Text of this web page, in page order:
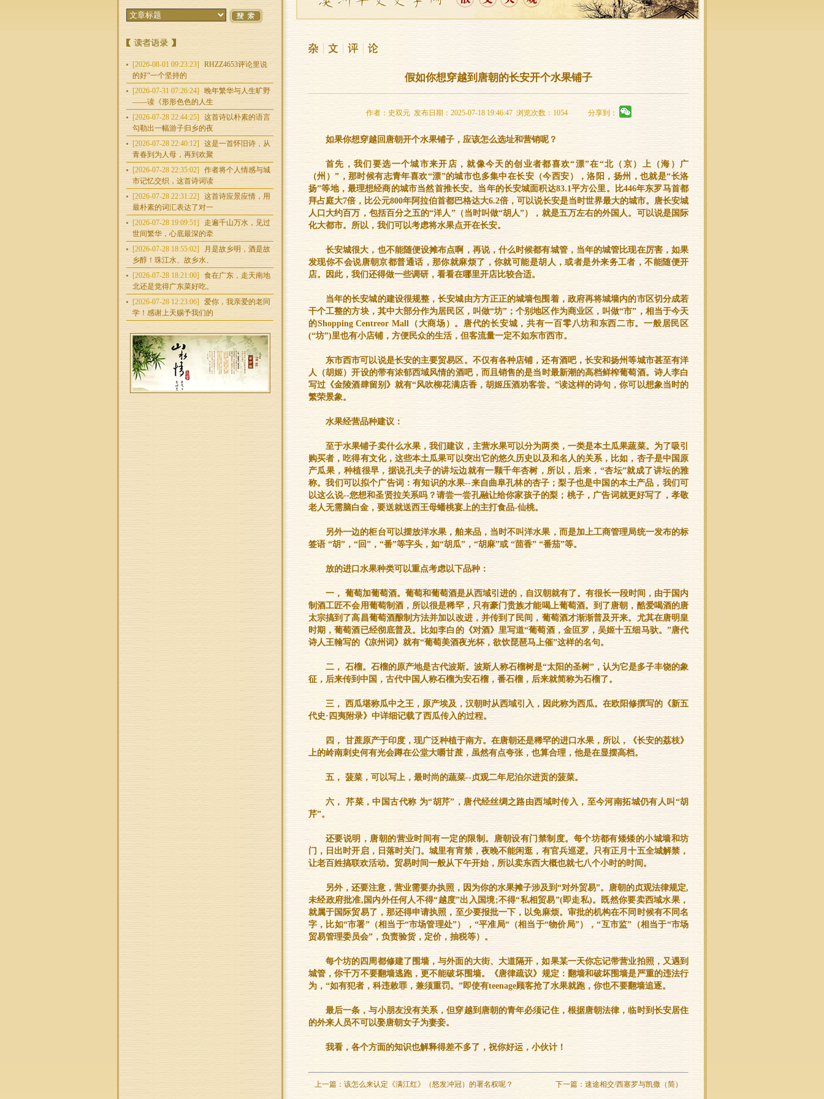
[2026-08-01 09:23:23]
RHZZ4653评论里说
的好“一个坚持的
[2026-07-31 07:26:24]
晚年繁华与人生旷野
——读《形形色色的人生
[2026-07-28 22:44:25]
这首诗以朴素的语言
勾勒出一幅游子归乡的夜
[2026-07-28 22:40:12]
这是一首怀旧诗，从
青春到为人母，再到欢聚
[2026-07-28 22:35:02]
作者将个人情感与城
市记忆交织，这首诗词读
[2026-07-28 22:31:22]
这首诗应景应情，用
最朴素的词汇表达了对一
[2026-07-28 19:09:51]
走遍千山万水，见过
世间繁华，心底最深的牵
[2026-07-28 18:55:02]
月是故乡明，酒是故
乡醇！珠江水、故乡水、
[2026-07-28 18:21:00]
食在广东，走天南地
北还是觉得广东菜好吃。
[2026-07-28 12:23:06]
爱你，我亲爱的老同
学！感谢上天赐予我们的
假如你想穿越到唐朝的长安开个水果铺子
作者：史双元 发布日期：2025-07-18 19:46:47 浏览次数：1054 分享到：
如果你想穿越回唐朝开个水果铺子，应该怎么选址和营销呢？
首先，我们要选一个城市来开店，就像今天的创业者都喜欢“漂”在“北（京）上（海）广
（州）”，那时候有志青年喜欢“漂”的城市也多集中在长安（今西安），洛阳，扬州，也就是“长洛
扬”等地，最理想经商的城市当然首推长安。当年的长安城面积达83.1平方公里。比446年东罗马首都
拜占庭大7倍，比公元800年阿拉伯首都巴格达大6.2倍，可以说长安是当时世界最大的城市。唐长安城
人口大约百万，包括百分之五的“洋人”（当时叫做“胡人”），就是五万左右的外国人。可以说是国际
化大都市。所以，我们可以考虑将水果点开在长安。
长安城很大，也不能随便设摊布点啊，再说，什么时候都有城管，当年的城管比现在厉害，如果
发现你不会说唐朝京都普通话，那你就麻烦了，你就可能是胡人，或者是外来务工者，不能随便开
店。因此，我们还得做一些调研，看看在哪里开店比较合适。
当年的长安城的建设很规整，长安城由方方正正的城墙包围着，政府再将城墙内的市区切分成若
干个工整的方块，其中大部分作为居民区，叫做“坊”；个别地区作为商业区，叫做“市”，相当于今天
的Shopping Centreor Mall（大商场）。唐代的长安城，共有一百零八坊和东西二市。一般居民区
(“坊”)里也有小店铺，方便民众的生活，但客流量一定不如东市西市。
东市西市可以说是长安的主要贸易区。不仅有各种店铺，还有酒吧，长安和扬州等城市甚至有洋
人（胡姬）开设的带有浓郁西域风情的酒吧，而且销售的是当时最新潮的高档鲜榨葡萄酒。诗人李白
写过《金陵酒肆留别》就有“风吹柳花满店香，胡姬压酒劝客尝。”读这样的诗句，你可以想象当时的
繁荣景象。
水果经营品种建议：
至于水果铺子卖什么水果，我们建议，主营水果可以分为两类，一类是本土瓜果蔬菜。为了吸引
购买者，吃得有文化，这些本土瓜果可以突出它的悠久历史以及和名人的关系，比如，杏子是中国原
产瓜果，种植很早，据说孔夫子的讲坛边就有一颗千年杏树，所以，后来，“杏坛”就成了讲坛的雅
称。我们可以拟个广告词：有知识的水果--来自曲阜孔林的杏子；梨子也是中国的本土产品，我们可
以这么说--您想和圣贤拉关系吗？请尝一尝孔融让给你家孩子的梨；桃子，广告词就更好写了，孝敬
老人无需脑白金，要送就送西王母蟠桃宴上的主打食品-仙桃。
另外一边的柜台可以摆放洋水果，舶来品，当时不叫洋水果，而是加上工商管理局统一发布的标
签语 “胡”，“回”，“番”等字头，如“胡瓜”，“胡麻”或 “茴香” “番茄”等。
放的进口水果种类可以重点考虑以下品种：
一， 葡萄加葡萄酒。葡萄和葡萄酒是从西域引进的，自汉朝就有了。有很长一段时间，由于国内
制酒工匠不会用葡萄制酒，所以很是稀罕，只有豪门贵族才能喝上葡萄酒。到了唐朝，酷爱喝酒的唐
太宗搞到了高昌葡萄酒酿制方法并加以改进，并传到了民间，葡萄酒才渐渐普及开来。尤其在唐明皇
时期，葡萄酒已经彻底普及。比如李白的《对酒》里写道“葡萄酒，金叵罗，吴姬十五细马驮。”唐代
诗人王翰写的《凉州词》就有“葡萄美酒夜光杯，欲饮琵琶马上催”这样的名句。
二， 石榴。石榴的原产地是古代波斯。波斯人称石榴树是“太阳的圣树”，认为它是多子丰饶的象
征，后来传到中国，古代中国人称石榴为安石榴，番石榴，后来就简称为石榴了。
三， 西瓜堪称瓜中之王，原产埃及，汉朝时从西域引入，因此称为西瓜。在欧阳修撰写的《新五
代史·四夷附录》中详细记载了西瓜传入的过程。
四， 甘蔗原产于印度，现广泛种植于南方。在唐朝还是稀罕的进口水果，所以，《长安的荔枝》
上的岭南刺史何有光会蹲在公堂大嚼甘蔗，虽然有点夸张，也算合理，他是在显摆高档。
五， 菠菜，可以写上，最时尚的蔬菜--贞观二年尼泊尔进贡的菠菜。
六， 芹菜，中国古代称 为“胡芹”，唐代经丝绸之路由西域时传入，至今河南拓城仍有人叫“胡
芹”。
还要说明，唐朝的营业时间有一定的限制。唐朝设有门禁制度。每个坊都有矮矮的小城墙和坊
门，日出时开启，日落时关门。城里有宵禁，夜晚不能闲逛，有官兵巡逻。只有正月十五全城解禁，
让老百姓搞联欢活动。贸易时间一般从下午开始，所以卖东西大概也就七八个小时的时间。
另外，还要注意，营业需要办执照，因为你的水果摊子涉及到“对外贸易”。唐朝的贞观法律规定,
未经政府批准,国内外任何人不得“越度”出入国境;不得“私相贸易”(即走私)。既然你要卖西域水果，
就属于国际贸易了，那还得申请执照，至少要报批一下，以免麻烦。审批的机构在不同时候有不同名
字，比如“市署”（相当于“市场管理处”），“平准局“（相当于“物价局”），“互市监”（相当于“市场
贸易管理委员会”，负责验货，定价，抽税等）。
每个坊的四周都修建了围墙，与外面的大街、大道隔开，如果某一天你忘记带营业拍照，又遇到
城管，你千万不要翻墙逃跑，更不能破坏围墙。《唐律疏议》规定：翻墙和破坏围墙是严重的违法行
为，“如有犯者，科违敕罪，兼须重罚。”即使有teenage顾客抢了水果就跑，你也不要翻墙追逐。
最后一条，与小朋友没有关系，但穿越到唐朝的青年必须记住，根据唐朝法律，临时到长安居住
的外来人员不可以娶唐朝女子为妻妾。
我看，各个方面的知识也解释得差不多了，祝你好运，小伙计！
上一篇： 该怎么来认定《满江红》（怒发冲冠）的署名权呢？ 下一篇： 速途相交/西塞罗与凯撒（简）